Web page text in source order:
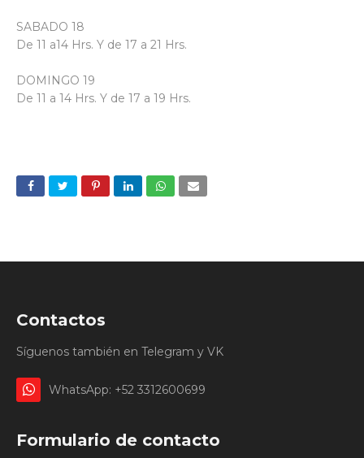
SABADO 18
De 11 a14 Hrs. Y de 17 a 21 Hrs.
DOMINGO 19
De 11 a 14 Hrs. Y de 17 a 19 Hrs.
Contactos
Síguenos también en Telegram y VK
WhatsApp: +52 3312600699
Formulario de contacto